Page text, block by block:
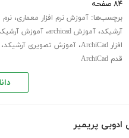
۸۴ صفحه
برچسب‌ها:آموزش نرم افزار معماری،
آرشیکد،آموزش archicad ،آموزش
افزار ArchiCad
،آموزش تصویری آرشیکد
قدم ArchiCad
پریمیر